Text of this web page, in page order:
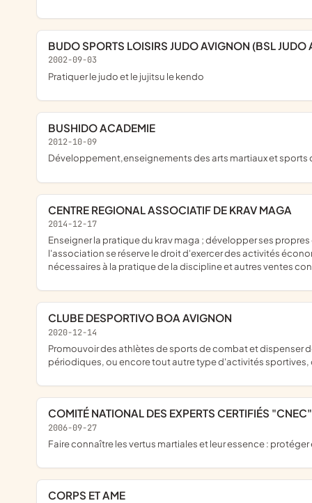
BUDO SPORTS LOISIRS JUDO AVIGNON (BSL JUDO
2002-09-03
pratiquer le judo et le jujitsu le kendo
BUSHIDO ACADEMIE
2012-10-09
développement,enseignements des arts martiaux et
CENTRE REGIONAL ASSOCIATIF DE KRAV MAGA
2014-12-17
enseigner la pratique du krav maga ; développer ses propres capacités physiques, émotionnelles et mentales ; les méthodes utilisées regroupent tous les principes et techniques de défenses personnelles ;
l'association se réserve le droit d'exercer des activités
nécessaires à la pratique de la discipline et autres ventes
CLUBE DESPORTIVO BOA AVIGNON
2020-12-14
promouvoir des athlètes de sports de combat et dispenser des cours d'arts martiaux. Organiser des séances d'entraînements loisir et compétition, des compétitions officielles et amicales, des assemblées
périodiques, ou encore tout autre type d'activités
COMITÉ NATIONAL DES EXPERTS CERTIFIÉS "CNEC"
2006-09-27
faire connaître les vertus martiales et leur essence :
CORPS ET AME